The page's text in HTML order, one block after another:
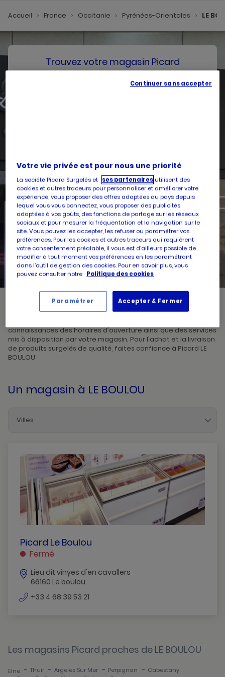
Accueil France Occitanie Pyrénées-Orientales LE
Trouvez votre magasin Picard
SE GÉOLOCALISER
Services
RECHERCHERUN
POINT
DE
VENTE
PICARD
Picard, créateur de saveurs et commerçant de proximité, vous
connaissances des horaires d'ouverture ainsi que des services
mis à disposition par votre magasin. Pour l'achat et la livraison
de produits surgelés de qualité, faites confiance à Picard LE
BOULOU
Un magasin à LE BOULOU
Villes
Cabestany
Canet-En-Roussillon
Claira
Le-Boulou
Perpignan
Prades
Thuir
PICARD
LE
LE
BOULOU
Picard Le Boulou
Fermé
Lieu dit vinyes d'en cavallers
66160 Le boulou
+33 4 68 39 53 21
Les magasins Picard proches de LE BOULOU
Elne - Thuir - Argeles Sur Mer - Perpignan - Cabestany
Votre vie privée est pour nous une priorité
La société Picard Surgelés et ses partenairesutilisent des
cookies et autres traceurs pour personnaliser et améliorer votre
expérience, vous proposer des offres adaptées au pays depuis
lequel vous vous connectez, vous proposer des publicités
adaptées à vos goûts, des fonctions de partage sur les réseaux
sociaux et pour mesurer la fréquentation et la navigation sur le
site. Vous pouvez les accepter, les refuser ou paramétrer vos
préférences. Pour les cookies et autres traceurs qui requièrent
votre consentement préalable, il vous est d’ailleurs possible de
modifier à tout moment vos préférences en les paramétrant
dans l’outil de gestion des cookies. Pour en savoir plus, vous
pouvez consulter notre Politique des cookies
Accepter & Fermer
Paramétrer
Continuer sans accepter